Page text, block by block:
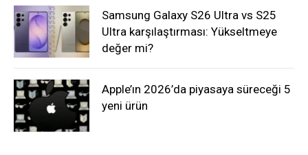
Samsung Galaxy S26 Ultra vs S25
Ultra karşılaştırması: Yükseltmeye
değer mi?
Apple’ın 2026’da piyasaya süreceği 5
yeni ürün